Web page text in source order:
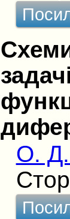
О. Д.